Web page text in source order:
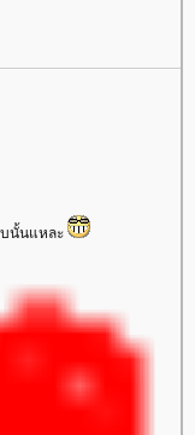
บนั้นแหละ